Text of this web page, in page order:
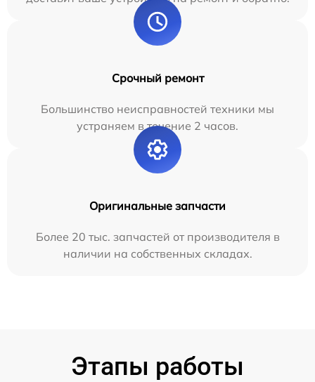
Срочный ремонт
Большинство неисправностей техники мы
устраняем в течение 2 часов.
Оригинальные запчасти
Более 20 тыс. запчастей от производителя в
наличии на собственных складах.
Этапы работы